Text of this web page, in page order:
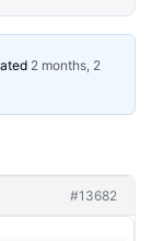
2 months, 2
#13682